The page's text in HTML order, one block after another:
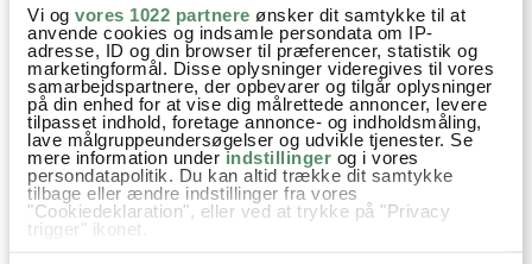
Vi og vores 1022 partnere ønsker dit samtykke til at
anvende cookies og indsamle persondata om IP-
adresse, ID og din browser til præferencer, statistik og
marketingformål. Disse oplysninger videregives til vores
samarbejdspartnere, der opbevarer og tilgår oplysninger
på din enhed for at vise dig målrettede annoncer, levere
tilpasset indhold, foretage annonce- og indholdsmåling,
lave målgruppeundersøgelser og udvikle tjenester. Se
mere information underindstillinger og i vores
persondatapolitik. Du kan altid trække dit samtykke
tilbage eller ændre indstillinger fra vores
"Cookiedeklaration", eller ved at trykke på "Privacy
trigger" ikonet.
PIZZA MED KØDBOLLER
CALZONE MED OKSEKØD
OG MOZZARELLA
Aftensmad Familiefavoritter Grill opskrifter Italiensk